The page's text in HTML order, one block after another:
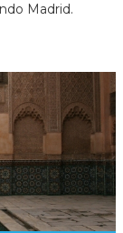
Madrid.